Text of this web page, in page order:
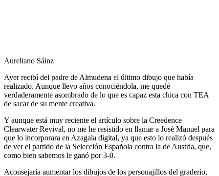
Aureliano Sáinz
Ayer recibí del padre de Almudena el último dibujo que había
realizado. Aunque llevo años conociéndola, me quedé
verdaderamente asombrado de lo que es capaz esta chica con TEA
de sacar de su mente creativa.
Y aunque está muy reciente el artículo sobre la Creedence
Clearwater Revival, no me he resistido en llamar a José Manuel para
que lo incorporara en Azagala digital, ya que esto lo realizó después
de ver el partido de la Selección Española contra la de Austria, que,
como bien sabemos le ganó por 3-0.
Aconsejaría aumentar los dibujos de los personajillos del graderío,